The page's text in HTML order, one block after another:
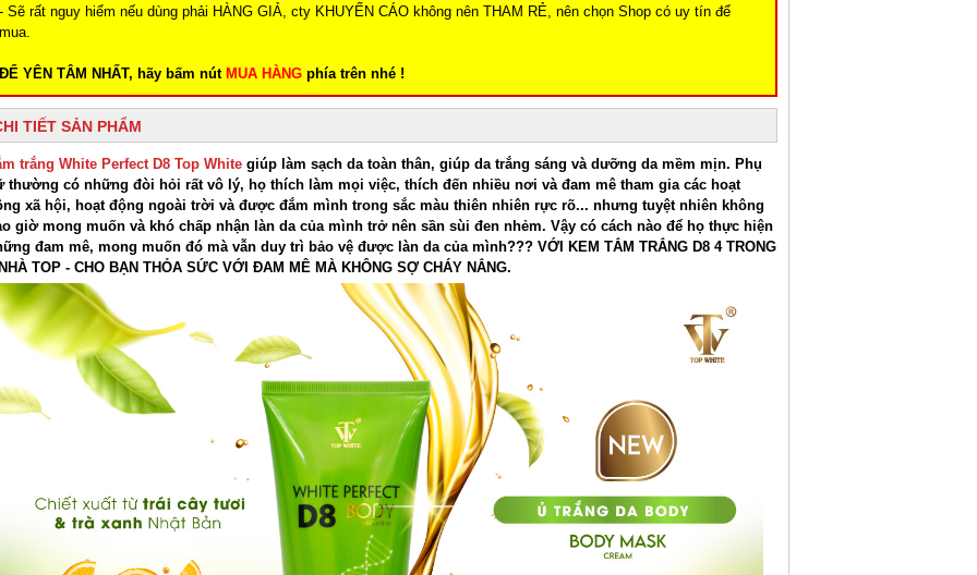
- Sẽ rất nguy hiểm nếu dùng phải HÀNG GIẢ, cty KHUYẾN CÁO không nên THAM RẺ, nên chọn Shop có uy tín để
mua.
ĐỂ YÊN TÂM NHẤT, hãy bấm nút MUA HÀNG phía trên nhé !
TIẾT SẢN PHẨM
trắng White Perfect D8 Top White giúp làm sạch da toàn thân, giúp da trắng sáng và dưỡng da mềm mịn. Phụ
thường có những đòi hỏi rất vô lý, họ thích làm mọi việc, thích đến nhiều nơi và đam mê tham gia các hoạt
xã hội, hoạt động ngoài trời và được đắm mình trong sắc màu thiên nhiên rực rõ... nhưng tuyệt nhiên không
giờ mong muốn và khó chấp nhận làn da của mình trở nên sần sùi đen nhẻm. Vậy có cách nào để họ thực hiện
đam mê, mong muốn đó mà vẫn duy trì bảo vệ được làn da của mình??? VỚI KEM TẮM TRẮNG D8 4 TRONG
TOP - CHO BẠN THỎA SỨC VỚI ĐAM MÊ MÀ KHÔNG SỢ CHÁY NẮNG.